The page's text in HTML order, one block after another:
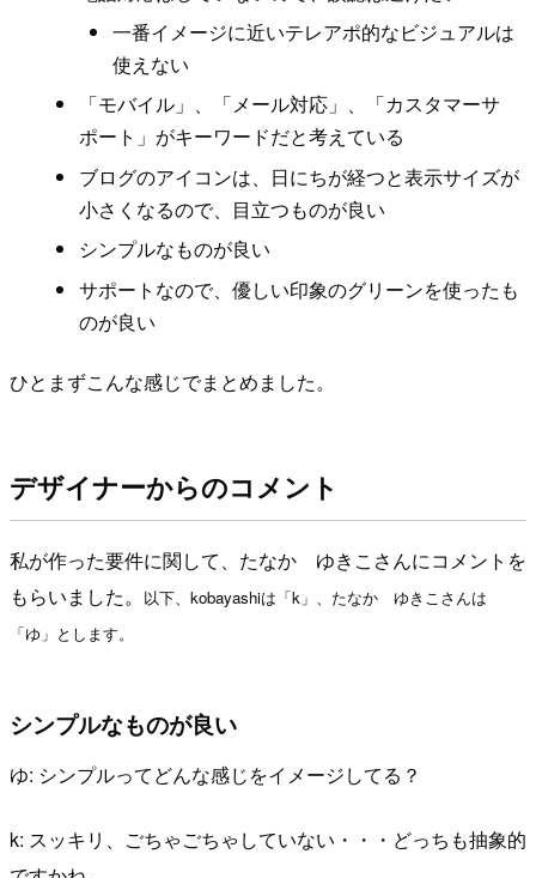
一番イメージに近いテレアポ的なビジュアルは
使えない
「モバイル」、「メール対応」、「カスタマーサ
ポート」がキーワードだと考えている
ブログのアイコンは、日にちが経つと表示サイズが
小さくなるので、目立つものが良い
シンプルなものが良い
サポートなので、優しい印象のグリーンを使ったも
のが良い
ひとまずこんな感じでまとめました。
デザイナーからのコメント
私が作った要件に関して、たなか ゆきこさんにコメントを
もらいました。
以下、kobayashiは「k」、たなか ゆきこさんは
「ゆ」とします。
シンプルなものが良い
ゆ: シンプルってどんな感じをイメージしてる？
k: スッキリ、ごちゃごちゃしていない・・・どっちも抽象的